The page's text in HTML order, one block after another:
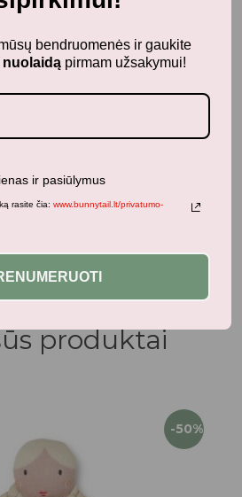
Kūdikiams
2 vnt. Rabbit faune green
produktai
-50%
bendruomenės ir gaukite
nuolaidą pirmam užsakymui!
ir pasiūlymus
rasite čia: www.bunnytail.lt/privatumo-